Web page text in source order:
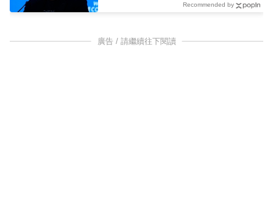
Recommended by
廣告 / 請繼續往下閱讀